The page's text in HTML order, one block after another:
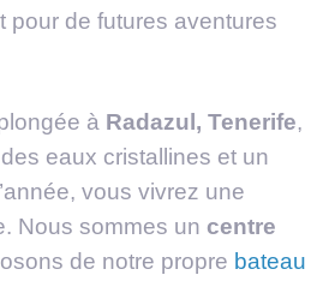
pour de futures aventures
à Radazul, Tenerife,
eaux cristallines et un
vous vivrez une
Nous sommes un centre
de notre propre bateau